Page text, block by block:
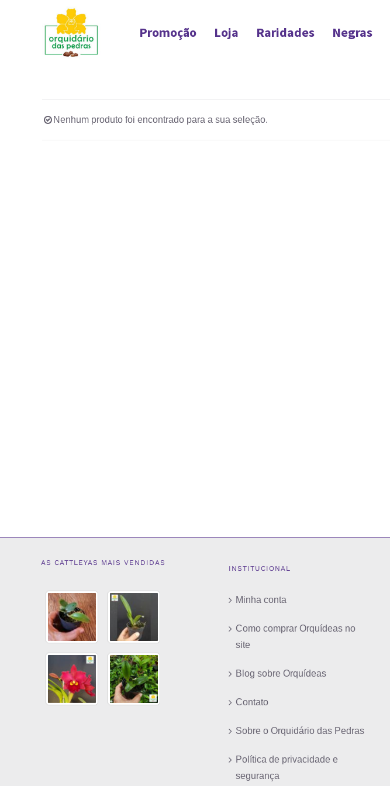
Promoção Loja Raridades Negras
Nenhum produto foi encontrado para a sua seleção.
AS CATTLEYAS MAIS VENDIDAS
INSTITUCIONAL
Minha conta
Como comprar Orquídeas no
site
Blog sobre Orquídeas
Contato
Sobre o Orquidário das Pedras
Política de privacidade e
segurança